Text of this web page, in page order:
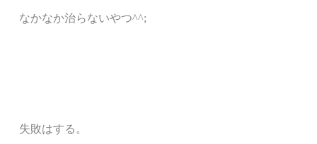
なかなか治らないやつ^^;
失敗はする。